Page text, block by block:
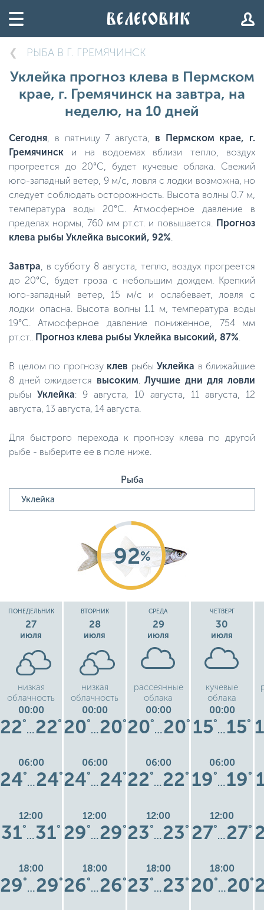
РЫБА В Г. ГРЕМЯЧИНСК
Уклейка прогноз клева в Пермском
крае, г. Гремячинск на завтра, на
неделю, на 10 дней
Сегодня, в пятницу 7 августа, в Пермском крае, г.
Гремячинск и на водоемах вблизи тепло, воздух
прогреется до 20°C, будет кучевые облака. Свежий
юго-западный ветер, 9 м/с, ловля с лодки возможна, но
следует соблюдать осторожность. Высота волны 0.7 м,
температура воды 20°C. Атмосферное давление в
пределах нормы, 760 мм рт.ст. и повышается. Прогноз
клева рыбы Уклейка высокий, 92%.
Завтра, в субботу 8 августа, тепло, воздух прогреется
до 20°C, будет гроза с небольшим дождем. Крепкий
юго-западный ветер, 15 м/с и ослабевает, ловля с
лодки опасна. Высота волны 1.1 м, температура воды
19°C. Атмосферное давление пониженное, 754 мм
рт.ст.. Прогноз клева рыбы Уклейка высокий, 87%.
В целом по прогнозу клев рыбы Уклейка в ближайшие
8 дней ожидается высоким.Лучшие дни для ловли
рыбы Уклейка: 9 августа, 10 августа, 11 августа, 12
августа, 13 августа, 14 августа.
Для быстрого перехода к прогнозу клева по другой
рыбе - выберите ее в поле ниже.
Рыба
92%
ПОНЕДЕЛЬНИК
27
июля
низкая
облачность
00:00
22°
…22°
06:00
24°
…24°
12:00
31°
…31°
18:00
29°
…29°
ВТОРНИК
28
июля
низкая
облачность
00:00
20°
…20°
06:00
24°
…24°
12:00
29°
…29°
18:00
26°
…26°
СРЕДА
29
июля
рассеянные
облака
00:00
20°
…20°
06:00
22°
…22°
12:00
23°
…23°
18:00
23°
…23°
ЧЕТВЕРГ
30
июля
кучевые
облака
00:00
15°
…15°
06:00
19°
…19°
12:00
27°
…27°
18:00
20°
…20°